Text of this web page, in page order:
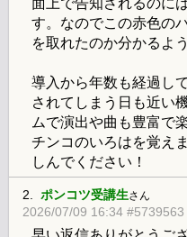
面上で告知されるのに
す。なのでこの赤色の
を取れたのか分かるよ
導入から年数も経過し
されてしまう日も近い
ムで演出や曲も豊富で
チンコのいろはを覚え
しんでください！
2. ポンコツ受講生さん
2026/07/09 16:34 #5739563